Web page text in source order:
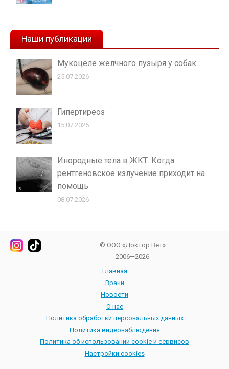
Наши публикации
Мукоцеле желчного пузыря у собак
25.07.2026
Гипертиреоз
15.07.2026
Инородные тела в ЖКТ. Когда
рентгеновское излучение приходит на
помощь
08.07.2026
© ООО «Доктор Вет»
2006—2026
Главная
Врачи
Новости
О нас
Политика обработки персональных данных
Политика видеонаблюдения
Политика об использовании cookie и сервисов
Настройки cookies